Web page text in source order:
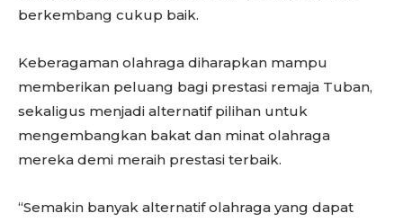
berkembang cukup baik.
Keberagaman olahraga diharapkan mampu
memberikan peluang bagi prestasi remaja Tuban,
sekaligus menjadi alternatif pilihan untuk
mengembangkan bakat dan minat olahraga
mereka demi meraih prestasi terbaik.
“Semakin banyak alternatif olahraga yang dapat